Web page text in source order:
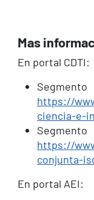
Mas
En portal CDTI:
https://
ciencia-e-
https://
conjunta-
En portal AEI: